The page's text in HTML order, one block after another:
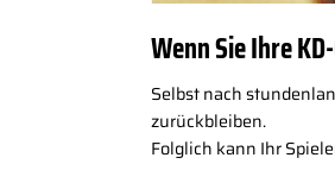
Wenn Sie Ihre
Selbst nach
zurückbleiben.
Folglich kann Ihr